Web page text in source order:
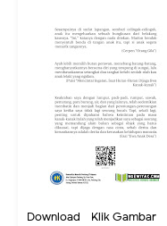
Download - Klik Gambar